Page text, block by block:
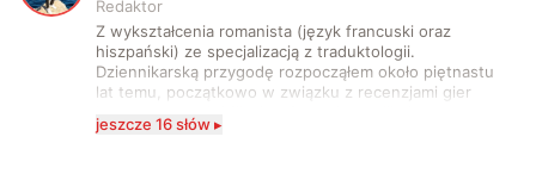
Redaktor
Z wykształcenia romanista (język francuski oraz
hiszpański) ze specjalizacją z traduktologii.
Dziennikarską przygodę rozpocząłem około piętnastu
lat temu, początkowo w związku z recenzjami gier
komputerowych i filmów. Obecnie publikuję
zdecydowanie częściej na tematy związane z nauką
jeszcze 16 słów ▸